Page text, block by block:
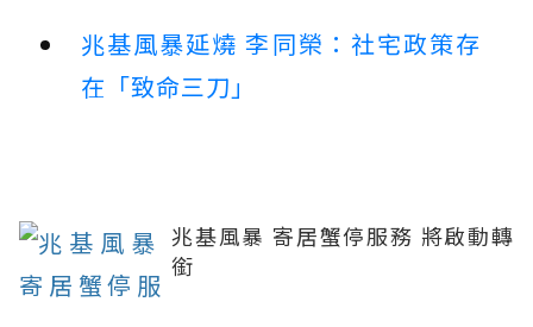
兆基風暴延燒 李同榮：社宅政策存
在「致命三刀」
兆基風暴 寄居蟹停服務 將啟動轉
銜